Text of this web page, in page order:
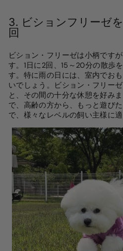
3. ビションフリーゼ
回
ビション・フリーゼは小柄です
す。1日に2回、15～20分の散歩
す。特に雨の日には、室内でお
いでしょう。ビション・フリー
と、その間の十分な休憩を好み
で、高齢の方から、もっと遊び
で、様々なレベルの飼い主様に適